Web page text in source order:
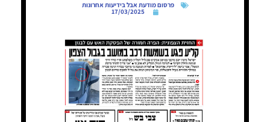
פרסום מודעת אבל בידיעות אחרונות
17/03/2025